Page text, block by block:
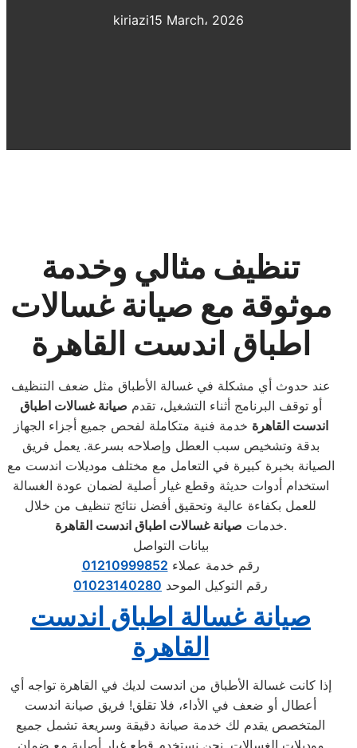
kiriazi15 March، 2026
تنظيف مثالي وخدمة
موثوقة مع صيانة غسالات
اطباق اندست القاهرة
عند حدوث أي مشكلة في غسالة الأطباق مثل ضعف التنظيف
أو توقف البرنامج أثناء التشغيل، تقدم صيانة غسالات اطباق
اندست القاهرة خدمة فنية متكاملة لفحص جميع أجزاء الجهاز
بدقة وتشخيص سبب العطل وإصلاحه بسرعة. يعمل فريق
الصيانة بخبرة كبيرة في التعامل مع مختلف موديلات اندست مع
استخدام أدوات حديثة وقطع غيار أصلية لضمان عودة الغسالة
للعمل بكفاءة عالية وتحقيق أفضل نتائج تنظيف من خلال
خدمات صيانة غسالات اطباق اندست القاهرة
.
بيانات التواصل
رقم خدمة عملاء 01210999852
رقم التوكيل الموحد 01023140280
صيانة غسالة اطباق اندست
القاهرة
إذا كانت غسالة الأطباق من اندست لديك في القاهرة تواجه أي
أعطال أو ضعف في الأداء، فلا تقلق! فريق صيانة اندست
المتخصص يقدم لك خدمة صيانة دقيقة وسريعة تشمل جميع
موديلات الغسالات. نحن نستخدم قطع غيار أصلية مع ضمان